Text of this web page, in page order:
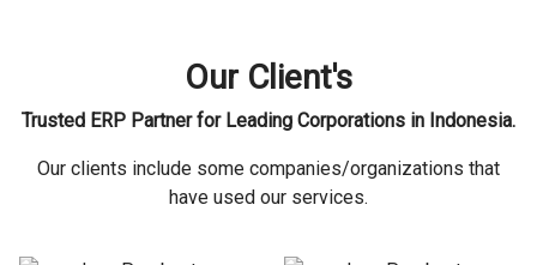
Our Client's
Trusted ERP Partner for Leading Corporations in Indonesia.
Our clients include some companies/organizations that
have used our services.